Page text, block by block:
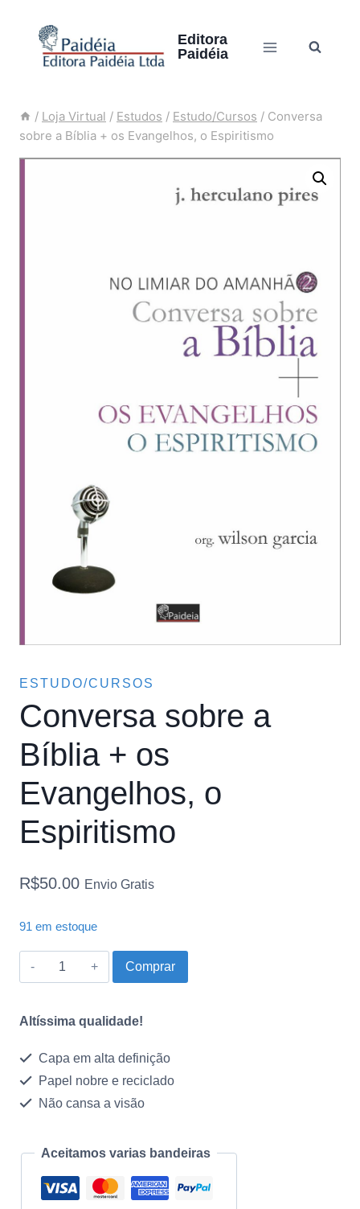
Editora
Paidéia
/ Loja Virtual / Estudos / Estudo/Cursos / Conversa
sobre a Bíblia + os Evangelhos, o Espiritismo
ESTUDO/CURSOS
Conversa sobre a
Bíblia + os
Evangelhos, o
Espiritismo
R$50.00 Envio Gratis
91 em estoque
Conversa
+
os
Quantidade
Comprar
Altíssima qualidade!
Capa em alta definição
Papel nobre e reciclado
Não cansa a visão
Aceitamos varias bandeiras